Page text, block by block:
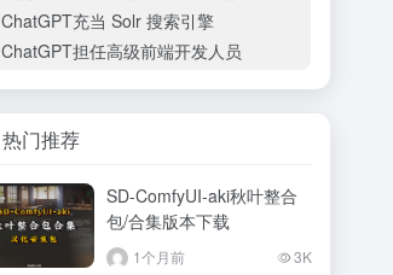
ChatGPT充当 Solr 搜索引擎
ChatGPT担任高级前端开发人员
热门推荐
SD-ComfyUI-aki秋叶整合
包/合集版本下载
1个月前 3K